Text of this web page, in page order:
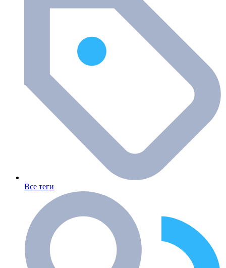
Все теги